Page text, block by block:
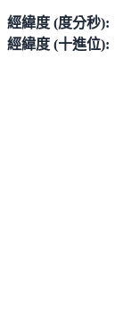
經緯度 (度分秒):
經緯度 (十進位):